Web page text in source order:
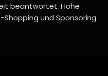
beantwortet. Hohe
und Sponsoring.